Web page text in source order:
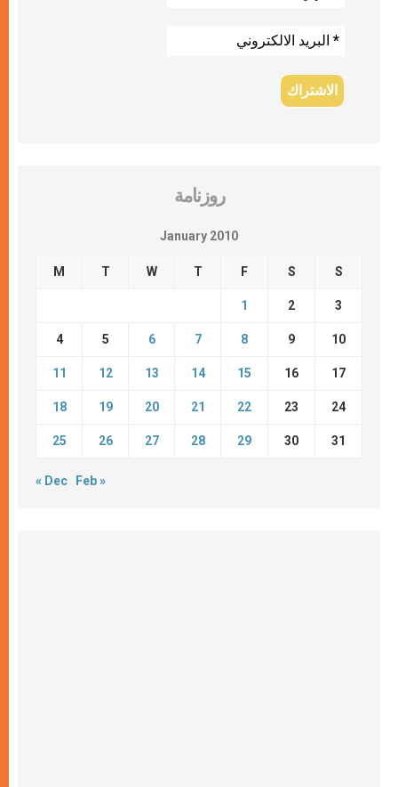
روزنامة
January 2010
M T W T F S S
1 2 3
4 5 6 7 8 9 10
11 12 13 14 15 16 17
18 19 20 21 22 23 24
25 26 27 28 29 30 31
« Dec Feb »